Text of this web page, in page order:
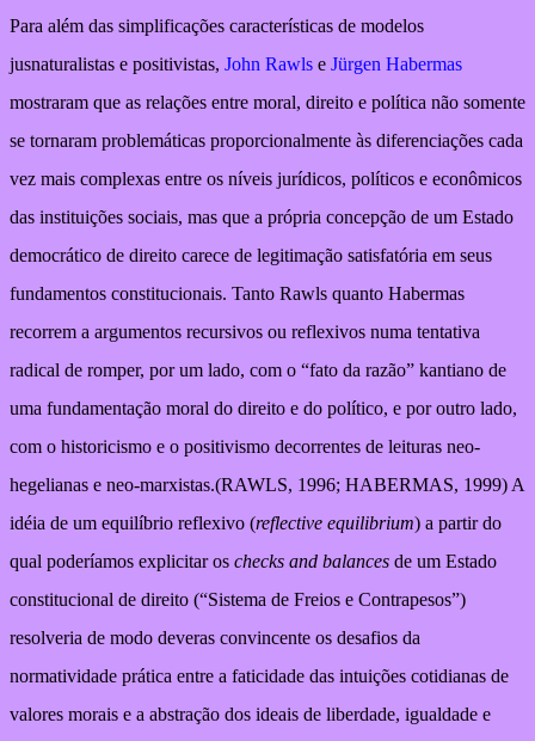
Para além das simplificações características de modelos
jusnaturalistas e positivistas, John Rawls e Jürgen Habermas
mostraram que as relações entre moral, direito e política não somente
se tornaram problemáticas proporcionalmente às diferenciações cada
vez mais complexas entre os níveis jurídicos, políticos e econômicos
das instituições sociais, mas que a própria concepção de um Estado
democrático de direito carece de legitimação satisfatória em seus
fundamentos constitucionais. Tanto Rawls quanto Habermas
recorrem a argumentos recursivos ou reflexivos numa tentativa
radical de romper, por um lado, com o “fato da razão” kantiano de
uma fundamentação moral do direito e do político, e por outro lado,
com o historicismo e o positivismo decorrentes de leituras neo-
hegelianas e neo-marxistas.(RAWLS, 1996; HABERMAS, 1999) A
idéia de um equilíbrio reflexivo (reflective equilibrium) a partir do
qual poderíamos explicitar os checks and balances de um Estado
constitucional de direito (“Sistema de Freios e Contrapesos”)
resolveria de modo deveras convincente os desafios da
normatividade prática entre a faticidade das intuições cotidianas de
valores morais e a abstração dos ideais de liberdade, igualdade e